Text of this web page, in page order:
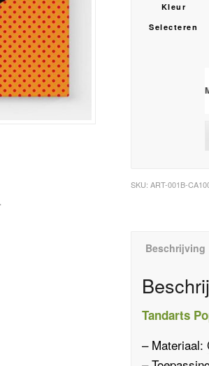
Kleur
Selecteren
SKU:ART-001B-
Beschrijving
Tandarts
– Materiaal: